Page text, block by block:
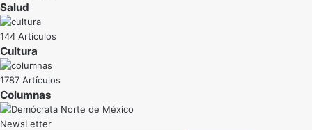
Salud
144 Artículos
Cultura
1787 Artículos
NewsLetter